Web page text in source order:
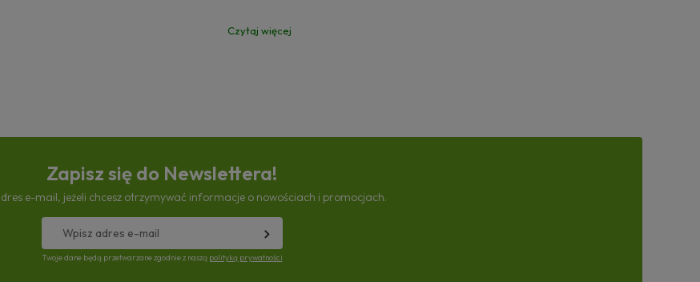
Czytaj więcej
Zapisz się do Newslettera!
e-mail, jeżeli chcesz otrzymywać informacje o nowościach i promocjach.
Twoje dane będą przetwarzane zgodnie z naszą polityką prywatności